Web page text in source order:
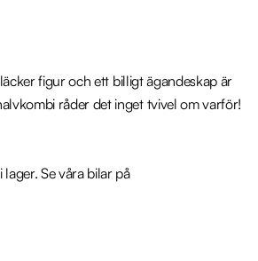
figur och ett billigt ägandeskap är
råder det inget tvivel om varför!
Se våra bilar på